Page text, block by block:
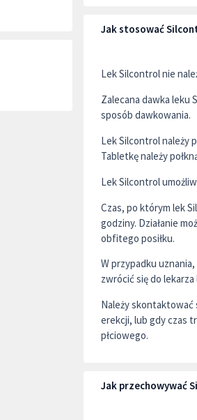
Jak stosować
Lek Silcontrol nie
Zalecana dawka leku
sposób dawkowania.
Lek Silcontrol należy
Tabletkę należy
Lek Silcontrol
Czas, po którym lek
godziny. Działanie
obfitego posiłku.
W przypadku
zwrócić się do
Należy skontaktować
erekcji, lub gdy czas
płciowego.
Jak przechowywać